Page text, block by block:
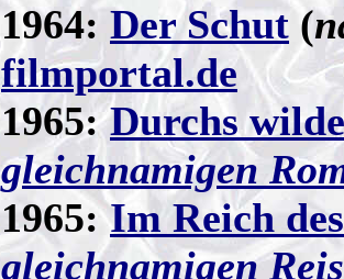
1964: Der Schut (
filmportal.de
1965:Durchs
gleichnamigen
1965:Im Reich
gleichnamigen